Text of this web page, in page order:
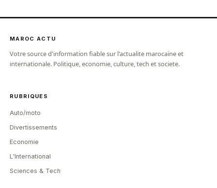
MAROC ACTU
Votre source d'information fiable sur l'actualite marocaine et
internationale. Politique, economie, culture, tech et societe.
RUBRIQUES
Auto/moto
Divertissements
Economie
L'International
Sciences & Tech